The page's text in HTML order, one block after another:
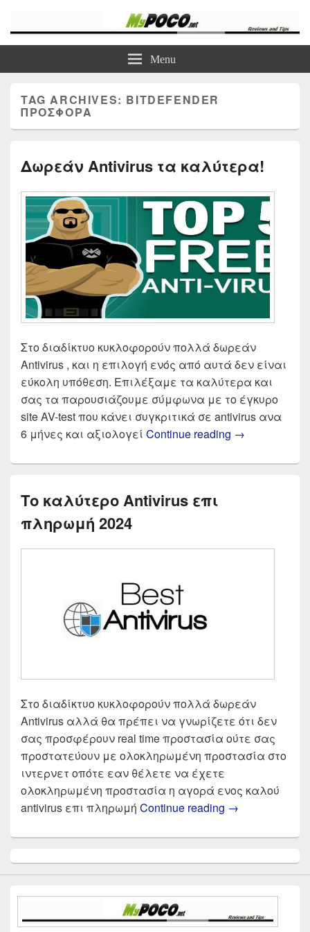
Τα καλύτερα Reviews , Συγκρίσεις , VPN , Webhosting
Menu
TAG ARCHIVES: BITDEFENDER
ΠΡΟΣΦΟΡΆ
Δωρεάν Antivirus τα καλύτερα!
Στο διαδίκτυο κυκλοφορούν πολλά δωρεάν
Antivirus , και η επιλογή ενός από αυτά δεν είναι
εύκολη υπόθεση. Επιλέξαμε τα καλύτερα και
σας τα παρουσιάζουμε σύμφωνα με το έγκυρο
site AV-test που κάνει συγκριτικά σε antivirus ανα
6 μήνες και αξιολογεί Continue reading Δωρεάν
→
Το καλύτερο Antivirus επι
πληρωμή 2024
Στο διαδίκτυο κυκλοφορούν πολλά δωρεάν
Antivirus αλλά θα πρέπει να γνωρίζετε ότι δεν
σας προσφέρουν real time προστασία ούτε σας
προστατεύουν με ολοκληρωμένη προστασία στο
ιντερνετ οπότε εαν θέλετε να έχετε
ολοκληρωμένη προστασία η αγορά ενος καλού
antivirus επι πληρωμή Continue reading Το καλύτερο
→
Sidebar
Widget